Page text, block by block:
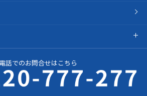
話でのお問合せはこちら